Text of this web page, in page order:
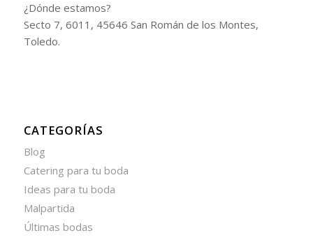
¿Dónde estamos?
Secto 7, 6011, 45646 San Román de los Montes,
Toledo.
CATEGORÍAS
Blog
Catering para tu boda
Ideas para tu boda
Malpartida
Últimas bodas